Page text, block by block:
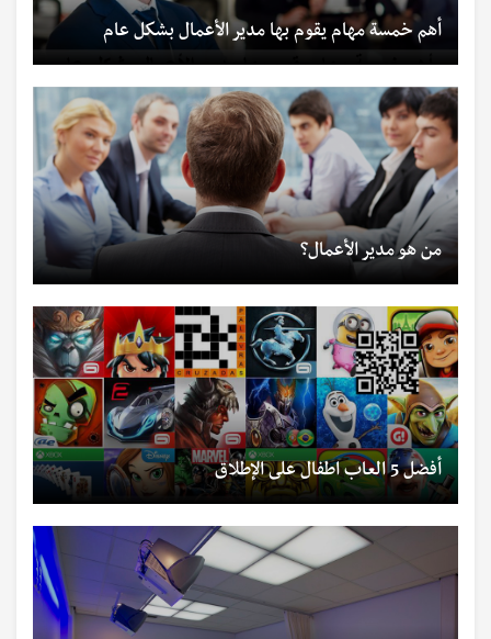
أهم خمسة مهام يقوم بها مدير الأعمال بشكل عام
من هو مدير الأعمال؟
أفضل 5 العاب اطفال على الإطلاق